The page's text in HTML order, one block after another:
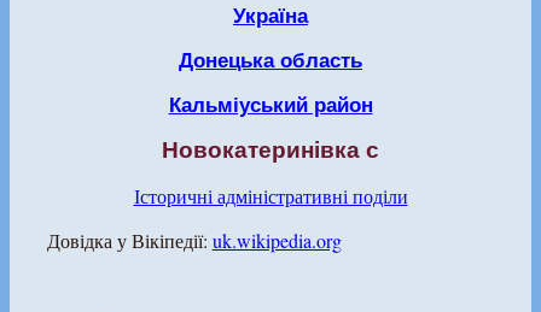
Україна
Донецька область
Кальміуський район
Новокатеринівка с
Історичні адміністративні поділи
Довідка у Вікіпедії: uk.wikipedia.org